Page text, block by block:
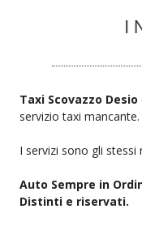
I
Taxi Scovazzo Desio
servizio taxi mancante.
I servizi sono gli stessi
Auto Sempre in
Distinti e riservati.